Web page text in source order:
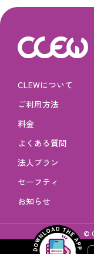
CLEWについて
ご利用方法
料金
よくある質問
法人プラン
セーフティ
お知らせ
©